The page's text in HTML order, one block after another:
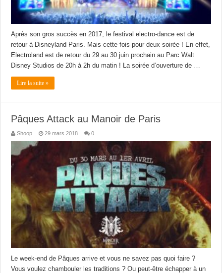
Après son gros succès en 2017, le festival electro-dance est de
retour à Disneyland Paris. Mais cette fois pour deux soirée ! En effet,
Electroland est de retour du 29 au 30 juin prochain au Parc Walt
Disney Studios de 20h à 2h du matin ! La soirée d’ouverture de …
Lire la suite »
Pâques Attack au Manoir de Paris
Shoop 29 mars 2018 0
Le week-end de Pâques arrive et vous ne savez pas quoi faire ?
Vous voulez chambouler les traditions ? Ou peut-être échapper à un